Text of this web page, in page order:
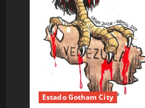
Estado Gotham City